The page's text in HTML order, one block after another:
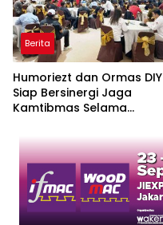
Berita
Humoriezt dan Ormas DIY
Siap Bersinergi Jaga
Kamtibmas Selama